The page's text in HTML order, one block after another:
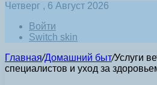
Четверг , 6 Август 2026
Войти
Switch skin
Главная/Домашний быт/Услуги
специалистов и уход за